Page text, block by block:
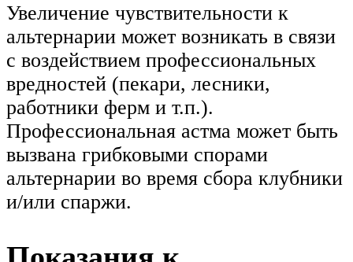
Увеличение чувствительности к
альтернарии может возникать в связи
с воздействием профессиональных
вредностей (пекари, лесники,
работники ферм и т.п.).
Профессиональная астма может быть
вызвана грибковыми спорами
альтернарии во время сбора клубники
и/или спаржи.